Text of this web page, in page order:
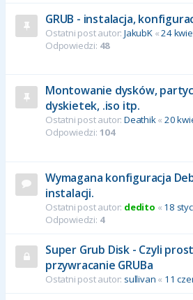
GRUB - instalacja,
Ostatni post autor: JakubK«24
Odpowiedzi: 48
Montowanie dysków,
dyskietek, .iso itp.
Ostatni post autor: Deathik«20
Odpowiedzi: 104
Wymagana konfiguracja
instalacji.
Ostatni post autor: dedito « 18
Odpowiedzi: 4
Super Grub Disk - Czyli
przywracanie GRUBa
Ostatni post autor: sullivan « 11